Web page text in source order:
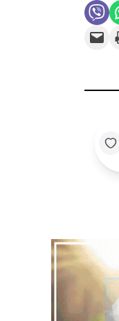
Share on Viber
Share
Email this Page
Print